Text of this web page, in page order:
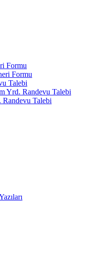
Formu
Formu
Talebi
Yrd. Randevu Talebi
Talebi